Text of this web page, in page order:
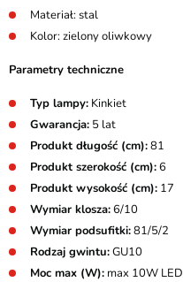
Materiał: stal
Kolor: zielony oliwkowy
Parametry techniczne
Typ lampy: Kinkiet
Gwarancja: 5 lat
Produkt długość (cm):81
Produkt szerokość (cm):6
Produkt wysokość (cm): 17
Wymiar klosza:6/10
Wymiar podsufitki:81/5/2
Rodzaj gwintu:GU10
Moc max (W): max 10W LED